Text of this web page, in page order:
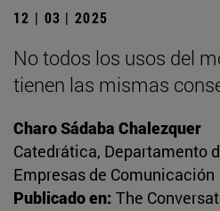
12 | 03 | 2025
No todos los usos del
tienen las mismas
Charo Sádaba Chalezquer
Catedrática, Departamento
Empresas de Comunicación
Publicado en: The